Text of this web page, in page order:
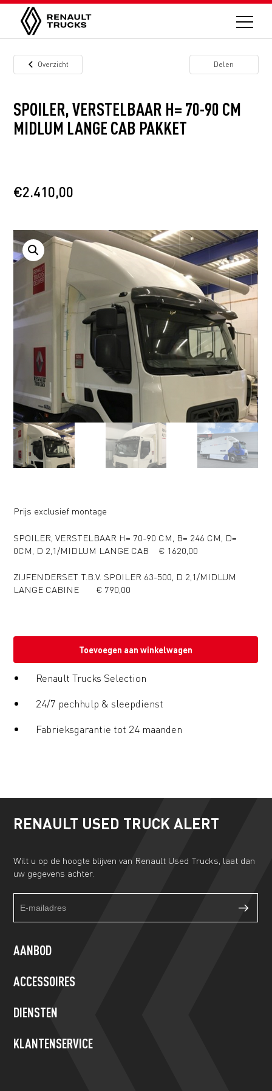
Overzicht Delen
SPOILER, VERSTELBAAR H= 70-90 CM
MIDLUM LANGE CAB PAKKET
€2.410,00
Prijs exclusief montage
SPOILER, VERSTELBAAR H= 70-90 CM, B= 246 CM, D=
0CM, D 2,1/MIDLUM LANGE CAB € 1620,00
ZIJFENDERSET T.B.V. SPOILER 63-500, D 2,1/MIDLUM
LANGE CABINE € 790,00
Toevoegen aan winkelwagen
Renault Trucks Selection
24/7 pechhulp & sleepdienst
Fabrieksgarantie tot 24 maanden
RENAULT USED TRUCK ALERT
Wilt u op de hoogte blijven van Renault Used Trucks, laat dan
uw gegevens achter.
footer
human,
leave
field
AANBOD
ACCESSOIRES
DIENSTEN
KLANTENSERVICE